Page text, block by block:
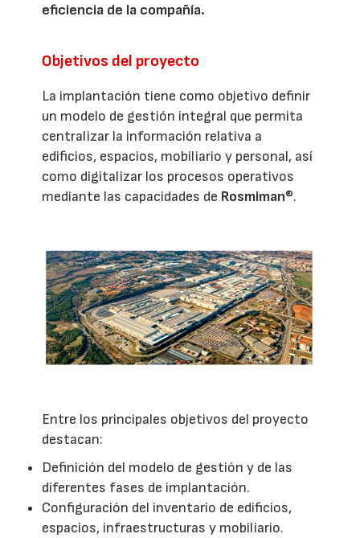
eficiencia de la compañía.
Objetivos del proyecto
La implantación tiene como objetivo definir
un modelo de gestión integral que permita
centralizar la información relativa a
edificios, espacios, mobiliario y personal, así
como digitalizar los procesos operativos
mediante las capacidades de Rosmiman®.
Entre los principales objetivos del proyecto
destacan:
Definición del modelo de gestión y de las
diferentes fases de implantación.
Configuración del inventario de edificios,
espacios, infraestructuras y mobiliario.